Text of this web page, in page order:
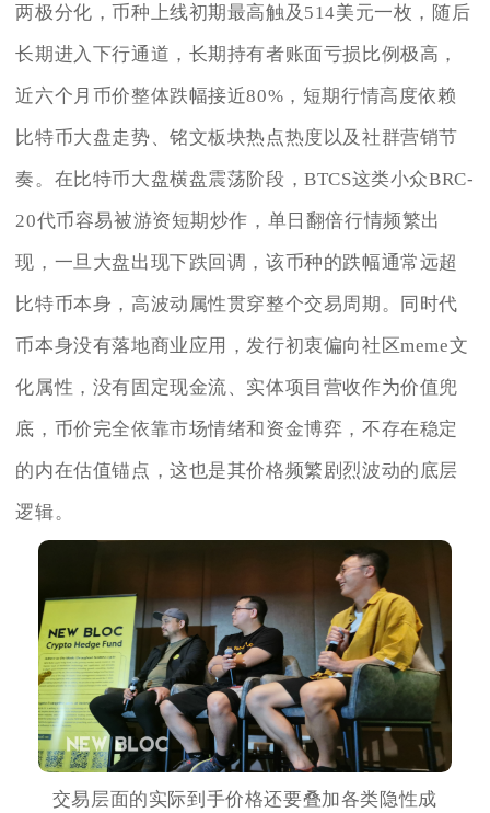
两极分化，币种上线初期最高触及514美元一枚，随后
长期进入下行通道，长期持有者账面亏损比例极高，
近六个月币价整体跌幅接近80%，短期行情高度依赖
比特币大盘走势、铭文板块热点热度以及社群营销节
奏。在比特币大盘横盘震荡阶段，BTCS这类小众BRC-
20代币容易被游资短期炒作，单日翻倍行情频繁出
现，一旦大盘出现下跌回调，该币种的跌幅通常远超
比特币本身，高波动属性贯穿整个交易周期。同时代
币本身没有落地商业应用，发行初衷偏向社区meme文
化属性，没有固定现金流、实体项目营收作为价值兜
底，币价完全依靠市场情绪和资金博弈，不存在稳定
的内在估值锚点，这也是其价格频繁剧烈波动的底层
逻辑。
交易层面的实际到手价格还要叠加各类隐性成